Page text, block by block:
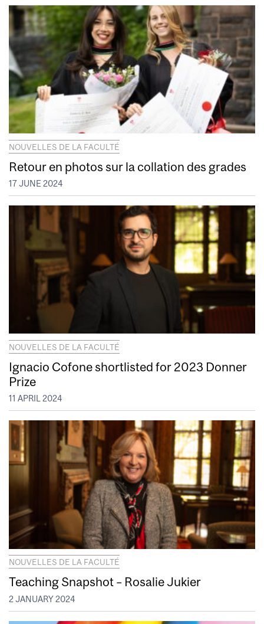
NOUVELLES DE LA FACULTÉ
Retour en photos sur la collation des grades
17 JUNE 2024
NOUVELLES DE LA FACULTÉ
Ignacio Cofone shortlisted for 2023 Donner
Prize
11 APRIL 2024
NOUVELLES DE LA FACULTÉ
Teaching Snapshot – Rosalie Jukier
2 JANUARY 2024